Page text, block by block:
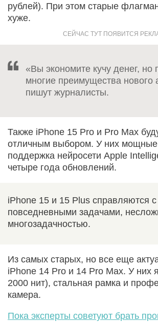
рублей). При этом старые
хуже.
«Вы экономите кучу денег, но
многие преимущества
пишут журналисты.
Также iPhone 15 Pro и Pro Max
отличным выбором. У них
поддержка нейросети Apple
четыре года обновлений.
iPhone 15 и 15 Plus справляются с
повседневными задачами,
многозадачностью.
Из самых старых, но все еще
iPhone 14 Pro и 14 Pro Max. У них
2000 нит), стальная рамка и
камера.
Пока эксперты советуют брать